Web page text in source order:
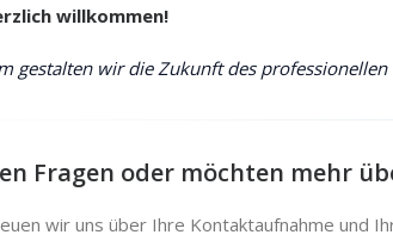
willkommen!
gestalten wir die Zukunft des
Fragen oder möchten mehr
wir uns über Ihre Kontaktaufnahme und